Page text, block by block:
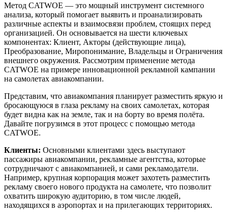
Метод CATWOE — это мощный инструмент системного
анализа, который помогает выявить и проанализировать
различные аспекты и взаимосвязи проблем, стоящих перед
организацией. Он основывается на шести ключевых
компонентах: Клиент, Акторы (действующие лица),
Преобразование, Миропонимание, Владельцы и Ограничения
внешнего окружения. Рассмотрим применение метода
CATWOE на примере инновационной рекламной кампании
на самолетах авиакомпании.
Представим, что авиакомпания планирует разместить яркую и
бросающуюся в глаза рекламу на своих самолетах, которая
будет видна как на земле, так и на борту во время полёта.
Давайте погрузимся в этот процесс с помощью метода
CATWOE.
Клиенты: Основными клиентами здесь выступают
пассажиры авиакомпании, рекламные агентства, которые
сотрудничают с авиакомпанией, и сами рекламодатели.
Например, крупная корпорация может захотеть разместить
рекламу своего нового продукта на самолете, что позволит
охватить широкую аудиторию, в том числе людей,
находящихся в аэропортах и на прилегающих территориях.